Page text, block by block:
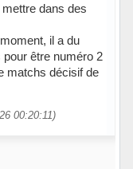
dans des
il a du
être numéro 2
matchs décisif de
00:20:11)